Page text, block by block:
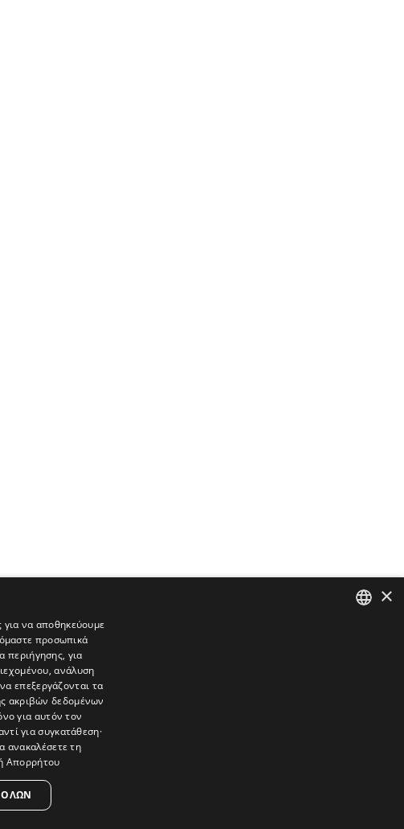
συνεντεύξεις, συναντήσεις, ρεπορτάζ, ήχοι, εικόνες – κινούμενες
×
για να αποθηκεύουμε
προσωπικά
περιήγησης, για
ανάλυση
επεξεργάζονται τα
ακριβών δεδομένων
για αυτόν τον
για συγκατάθεση·
ανακαλέσετε τη
Απορρήτου